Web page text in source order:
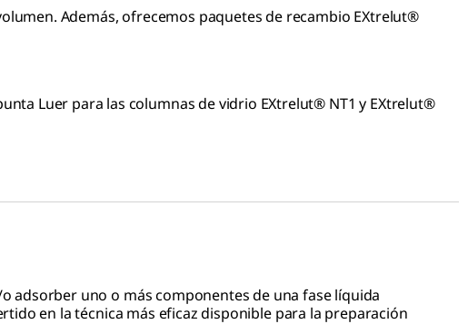
Además, ofrecemos paquetes de recambio EXtrelut®
Luer para las columnas de vidrio EXtrelut® NT1 y EXtrelut®
adsorber uno o más componentes de una fase líquida
en la técnica más eficaz disponible para la preparación